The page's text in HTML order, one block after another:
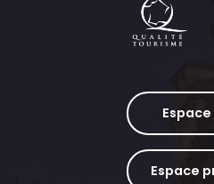
Espace